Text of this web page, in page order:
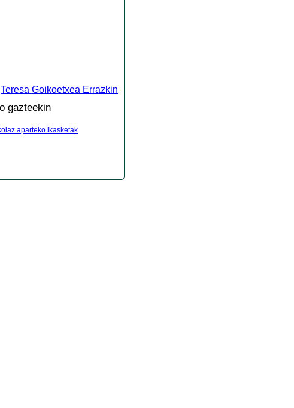
Teresa Goikoetxea Errazkin
gazteekin
aparteko ikasketak